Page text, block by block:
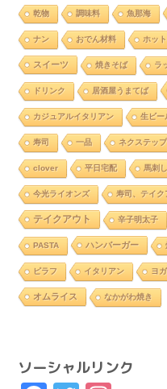
乾物 調味料 魚那海
ナン おでん材料 ホッ
スイーツ 焼きそば ラ
ドリンク 居酒屋うまてば
カジュアルイタリアン 生ビー
寿司 一品 ネクステップ
clover 平日宅配 馬刺
今光ライオンズ 寿司、テイク
テイクアウト 辛子明太子
PASTA ハンバーガー
ピラフ イタリアン ヨガ
オムライス なかがわ焼き
ソーシャルリンク